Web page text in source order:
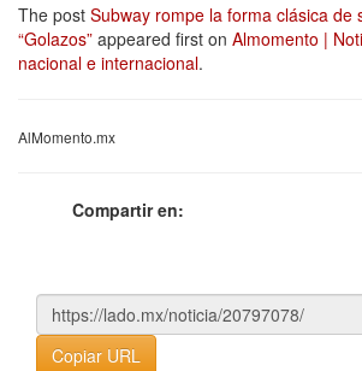
The post Subway rompe la forma clásica de
“Golazos” appeared first on Almomento |
nacional e internacional.
AlMomento.mx
Compartir en:
Copiar URL